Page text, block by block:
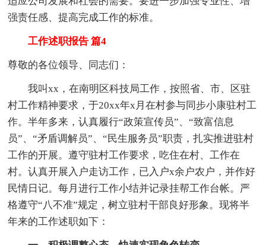
强责任感、提高完成工作的标准。
工作述职报告 篇4
尊敬的各位领导、同志们：
我叫xx，在南明区科技局工作，按照省、市、区驻
村工作精神要求，于20xx年x月在村参与同步小康驻村工
作。半年多来，认真履行“政策宣传员”、“致富信息
员”、“矛盾调解员”、“民生服务员”职责，扎实推进驻村
工作的开展。遵守驻村工作要求，吃住在村、工作在
村。认真开展入户走访工作，已入户x余户农户，并作好
民情日记。每月进行工作小结并记录挂帮工作台帐。严
格遵守“八不准”规定，树立驻村干部良好形象。现将半
年来的工作述职如下：